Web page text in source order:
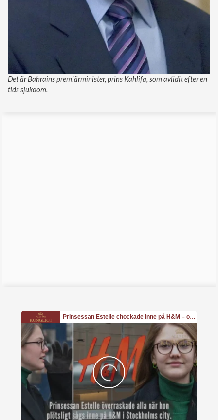
Det är Bahrains premiärminister, prins Kahlifa, som avlidit efter en
tids sjukdom.